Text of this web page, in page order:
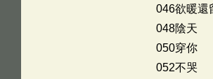
046欲暖還
048陰天
050穿你
052不哭